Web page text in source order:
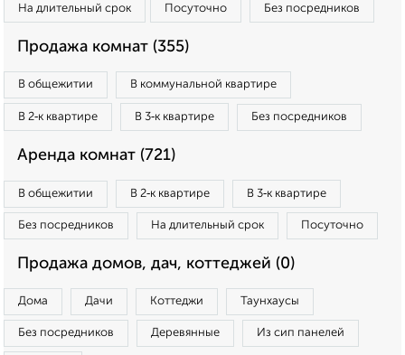
На длительный срок Посуточно Без посредников
Продажа комнат (355)
В общежитии В коммунальной квартире
В 2‑к квартире В 3‑к квартире Без посредников
Аренда комнат (721)
В общежитии В 2‑к квартире В 3‑к квартире
Без посредников На длительный срок Посуточно
Продажа домов, дач, коттеджей (0)
Дома Дачи Коттеджи Таунхаусы
Без посредников Деревянные Из сип панелей